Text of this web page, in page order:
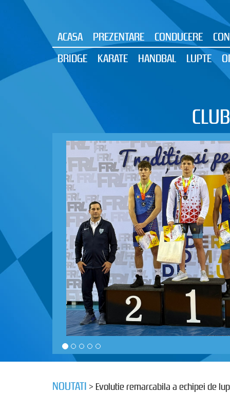
ACASA PREZENTARE CONDUCERE
BRIDGE
KARATE HANDBAL LUPTE
NOUTATI > Evolutie remarcabila a echipei de